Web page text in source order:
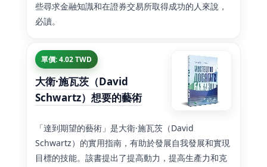
些尋求金融知識和在證券交易所取得成功的人來說，
必讀。
單價: 4.02 TWD
大衛·施瓦茨（David
Schwartz）想要的藝術
「達到期望的藝術」是大衛·施瓦茨（David
Schwartz）的實用指南，有助於發展自我發展和實現
目標的技能。該書提出了提高動力，提高生產力和克